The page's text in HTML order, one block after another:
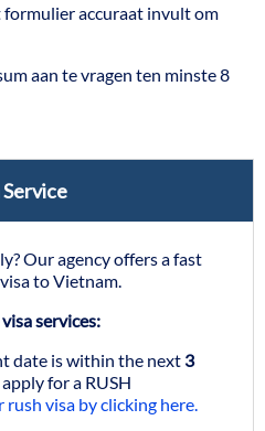
accuraat invult om
aan te vragen ten minste 8
Service
Our agency offers a fast
to Vietnam.
services:
date is within the next 3
for a RUSH
visa by clicking here.